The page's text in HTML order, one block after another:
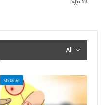
All
ସମାଚାର